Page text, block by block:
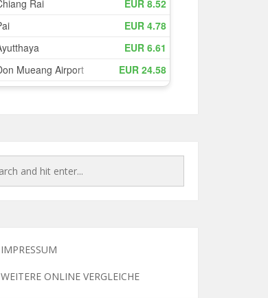
IMPRESSUM
WEITERE ONLINE VERGLEICHE